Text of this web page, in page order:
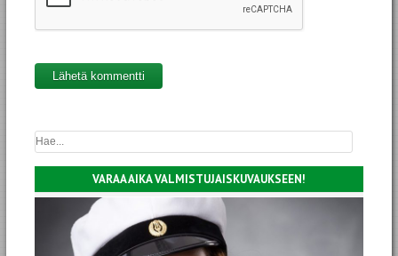
VARAA AIKA VALMISTUJAISKUVAUKSEEN!